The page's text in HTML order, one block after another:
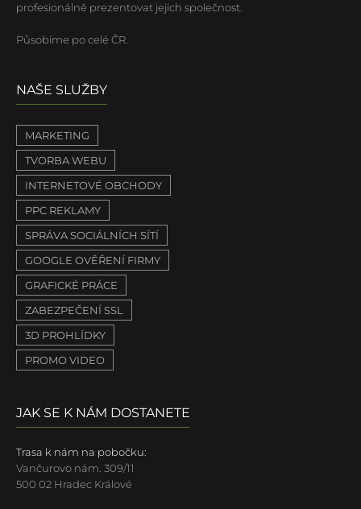
profesionálně prezentovat jejich společnost.
Působíme po celé ČR.
NAŠE SLUŽBY
MARKETING
TVORBA WEBU
INTERNETOVÉ OBCHODY
PPC REKLAMY
SPRÁVA SOCIÁLNÍCH SÍTÍ
GOOGLE OVĚŘENÍ FIRMY
GRAFICKÉ PRÁCE
ZABEZPEČENÍ SSL
3D PROHLÍDKY
PROMO VIDEO
JAK SE K NÁM DOSTANETE
Trasa k nám na pobočku:
Vančurovo nám. 309/11
500 02 Hradec Králové